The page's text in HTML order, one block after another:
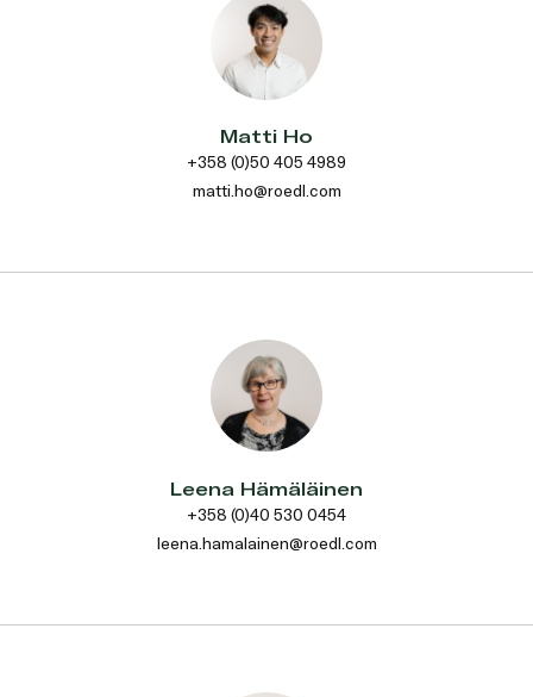
Matti Ho
+358 (0)50 405 4989
matti.ho@roedl.com
Leena Hämäläinen
+358 (0)40 530 0454
leena.hamalainen@roedl.com